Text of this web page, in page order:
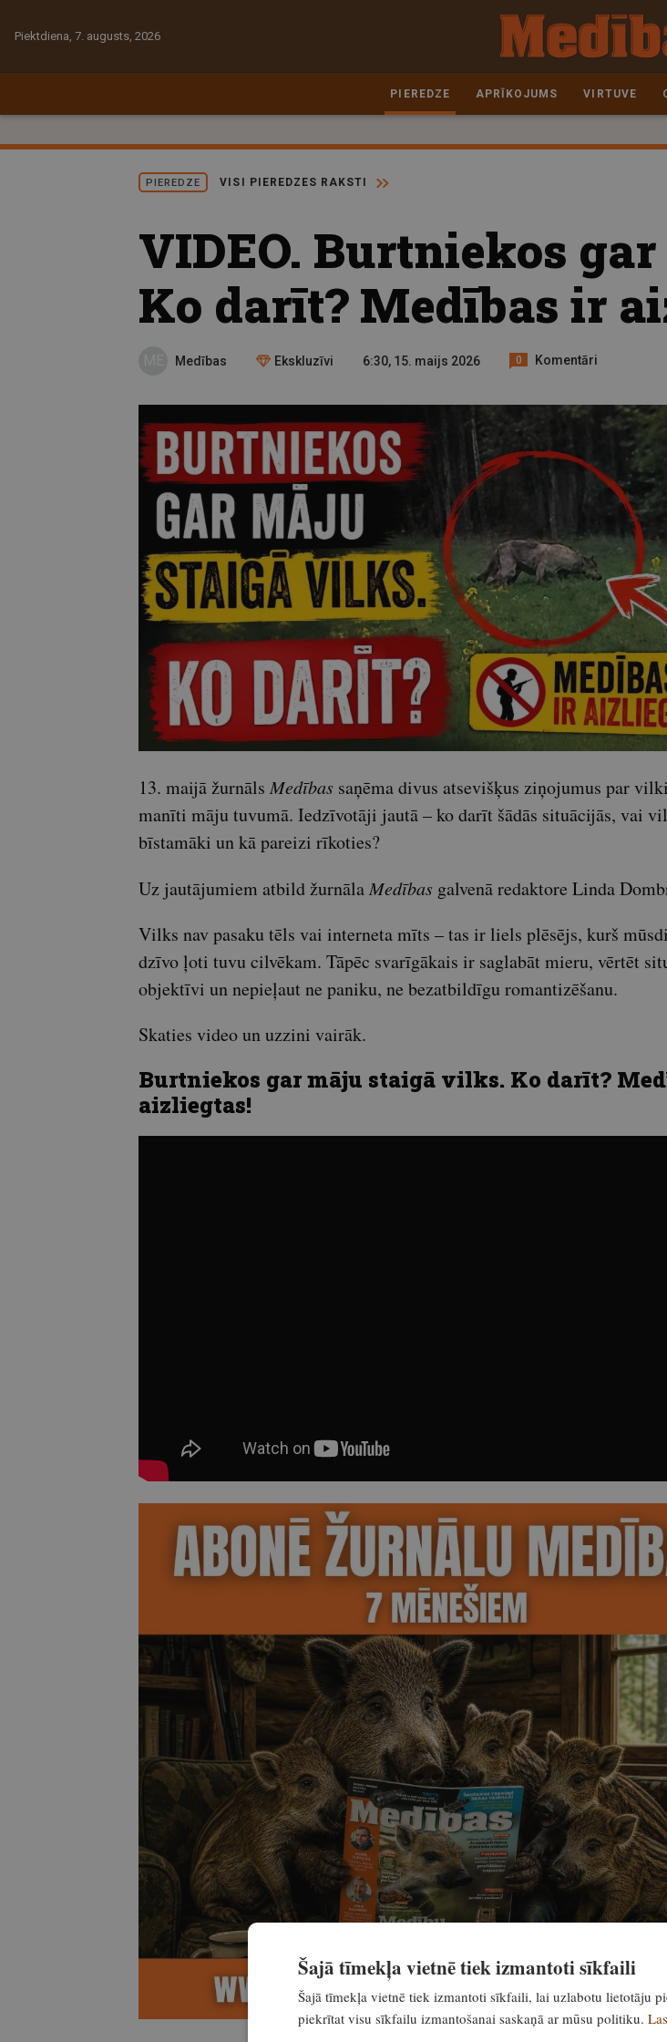
Piektdiena, 7. augusts, 2026
PIEREDZE APRĪKOJUMS VIRTUVE
PIEREDZE VISI PIEREDZES RAKSTI
VIDEO. Burtniekos
Ko darīt? Medības ir
Medības Ekskluzīvi 6:30, 15. maijs 2026 0 Komentāri
13. maijā žurnāls Medības saņēma divus atsevišķus ziņojumus par
manīti māju tuvumā. Iedzīvotāji jautā – ko darīt šādās situācijās, vai
bīstamāki un kā pareizi rīkoties?
Uz jautājumiem atbild žurnālaMedības galvenā redaktore Linda
Vilks nav pasaku tēls vai interneta mīts – tas ir liels plēsējs, kurš
dzīvo ļoti tuvu cilvēkam. Tāpēc svarīgākais ir saglabāt mieru, vērtēt
objektīvi un nepieļaut ne paniku, ne bezatbildīgu romantizēšanu.
Skaties video un uzzini vairāk.
Burtniekos gar māju staigā vilks. Ko darīt?
aizliegtas!
Šajā tīmekļa vietnē tiek izmantoti sīkfaili
Šajā tīmekļa vietnē tiek izmantoti sīkfaili, lai uzlabotu lietotāju
piekrītat visu sīkfailu izmantošanai saskaņā ar mūsu politiku.